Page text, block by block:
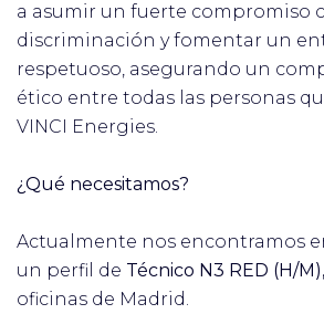
a asumir un fuerte compromiso
discriminación y fomentar un
respetuoso, asegurando un
ético entre todas las personas
VINCI Energies.
¿Qué necesitamos?
Actualmente nos encontramos
un perfil de Técnico N3 RED (H/M),
oficinas de Madrid.